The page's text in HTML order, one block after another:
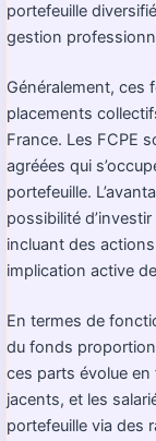
portefeuille
gestion
Généralement, ces
placements
France. Les FCPE
agréées qui
portefeuille.
possibilité
incluant des
implication active
En termes de
du fonds
ces parts évolue
jacents, et les
portefeuille via des